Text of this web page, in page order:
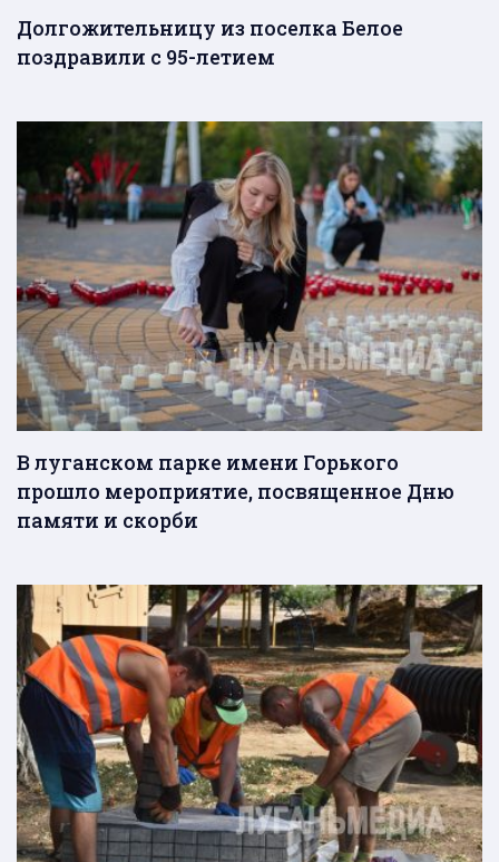
Долгожительницу из поселка Белое
поздравили с 95-летием
В луганском парке имени Горького
прошло мероприятие, посвященное Дню
памяти и скорби